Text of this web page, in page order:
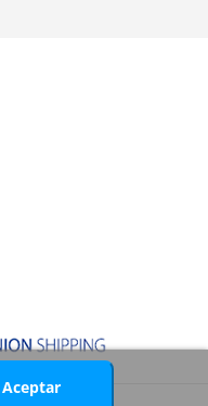
Aceptar